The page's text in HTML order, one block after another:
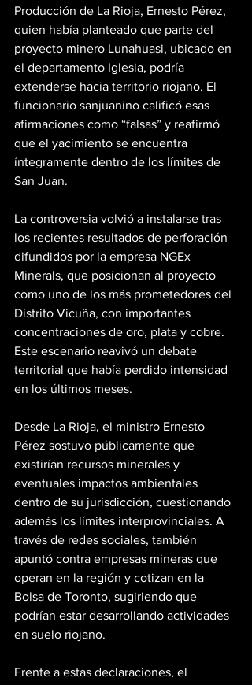
Producción de La Rioja, Ernesto Pérez,
quien había planteado que parte del
proyecto minero Lunahuasi, ubicado en
el departamento Iglesia, podría
extenderse hacia territorio riojano. El
funcionario sanjuanino calificó esas
afirmaciones como “falsas” y reafirmó
que el yacimiento se encuentra
íntegramente dentro de los límites de
San Juan.
La controversia volvió a instalarse tras
los recientes resultados de perforación
difundidos por la empresa NGEx
Minerals, que posicionan al proyecto
como uno de los más prometedores del
Distrito Vicuña, con importantes
concentraciones de oro, plata y cobre.
Este escenario reavivó un debate
territorial que había perdido intensidad
en los últimos meses.
Desde La Rioja, el ministro Ernesto
Pérez sostuvo públicamente que
existirían recursos minerales y
eventuales impactos ambientales
dentro de su jurisdicción, cuestionando
además los límites interprovinciales. A
través de redes sociales, también
apuntó contra empresas mineras que
operan en la región y cotizan en la
Bolsa de Toronto, sugiriendo que
podrían estar desarrollando actividades
en suelo riojano.
Frente a estas declaraciones, el